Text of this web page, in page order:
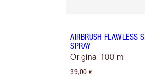
AIRBRUSH FLAWLESS
SPRAY
Original 100 ml
39,00 €